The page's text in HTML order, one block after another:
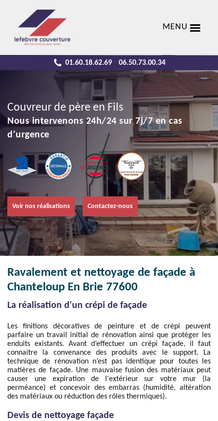
MENU
01.60.18.62.69 - 06.50.73.00.34
Couvreur de père en Fils
Nous intervenons 24h/24 sur 7j/7 en cas
d'urgence
Voir nos réalisations Contactez-nous
Ravalement et nettoyage de façade à
Chanteloup En Brie 77600
La réalisation d'un crépi de façade
Les finitions décoratives de peinture et de crépi peuvent
parfaire un travail initial de rénovation ainsi que protéger les
enduits existants. Avant d’effectuer un crépi façade, il faut
connaitre la convenance des produits avec le support. La
technique de rénovation n’est pas identique pour toutes les
matières de façade. Une mauvaise fusion des matériaux peut
causer une expiration de l'extérieur sur votre mur (la
perméance) et concevoir des embarras (humidité, altération
des matériaux ou réduction des rôles thermiques).
Devis de nettoyage façade